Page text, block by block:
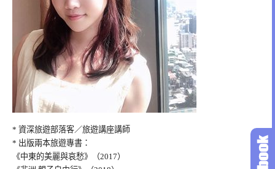
* 資深旅遊部落客／旅遊講座講師
* 出版兩本旅遊專書：
《中東的美麗與哀愁》（2017）